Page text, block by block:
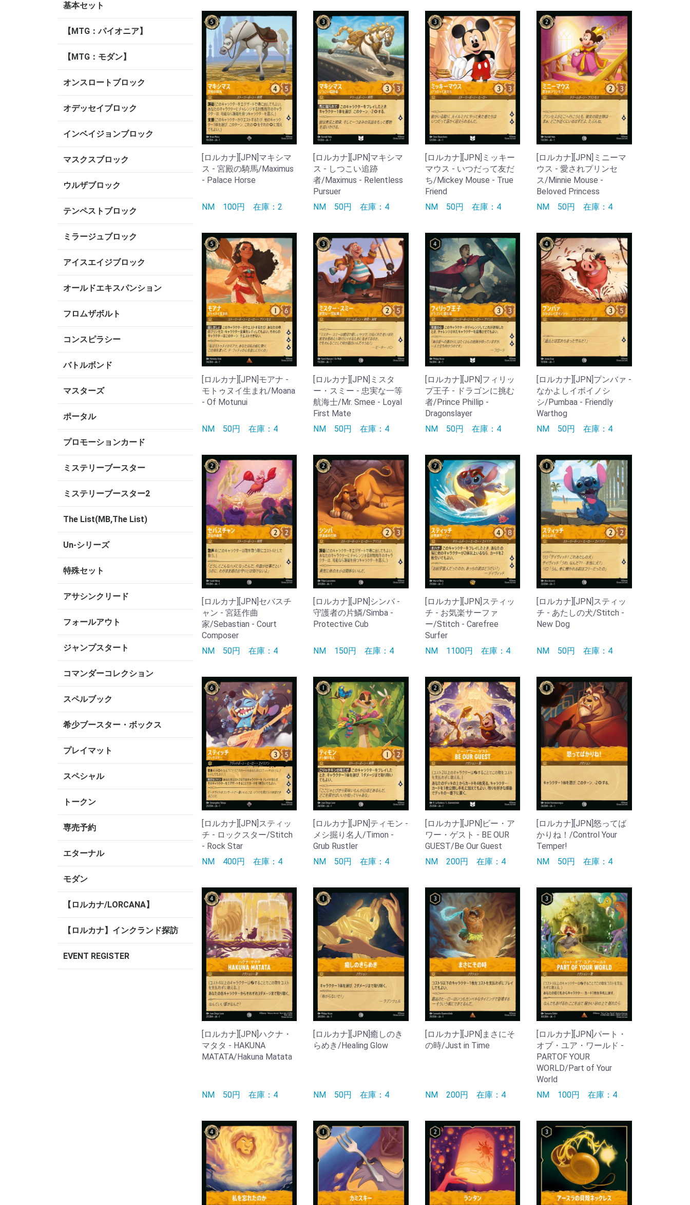
基本セット
【MTG：パイオニア】
【MTG：モダン】
オンスロートブロック
オデッセイブロック
インベイジョンブロック
マスクスブロック
ウルザブロック
テンペストブロック
ミラージュブロック
アイスエイジブロック
オールドエキスパンション
フロムザボルト
コンスピラシー
バトルボンド
マスターズ
ポータル
プロモーションカード
ミステリーブースター
ミステリーブースター2
The List(MB,The List)
Un-シリーズ
特殊セット
アサシンクリード
フォールアウト
ジャンプスタート
コマンダーコレクション
スペルブック
希少ブースター・ボックス
プレイマット
スペシャル
トークン
専売予約
エターナル
モダン
【ロルカナ/LORCANA】
【ロルカナ】インクランド探訪
EVENT REGISTER
[ロルカナ][JPN]マキシマ
ス - 宮殿の騎馬/Maximus
- Palace Horse
NM 100円 在庫：2
[ロルカナ][JPN]マキシマ
ス - しつこい追跡
者/Maximus - Relentless
Pursuer
NM 50円在庫：4
[ロルカナ][JPN]ミッキー
マウス - いつだって友だ
ち/Mickey Mouse - True
Friend
NM 50円 在庫：4
[ロルカナ][JPN]ミニーマ
ウス - 愛されプリンセ
ス/Minnie Mouse -
Beloved Princess
NM 50円在庫：4
[ロルカナ][JPN]モアナ -
モトゥヌイ生まれ/Moana
- Of Motunui
NM 50円 在庫：4
[ロルカナ][JPN]ミスタ
ー・スミー - 忠実な一等
航海士/Mr. Smee - Loyal
First Mate
NM 50円在庫：4
[ロルカナ][JPN]フィリッ
プ王子 - ドラゴンに挑む
者/Prince Phillip -
Dragonslayer
NM 50円 在庫：4
[ロルカナ][JPN]プンバァ -
なかよしイボイノシ
シ/Pumbaa - Friendly
Warthog
NM 50円在庫：4
[ロルカナ][JPN]セバスチ
ャン - 宮廷作曲
家/Sebastian - Court
Composer
NM 50円 在庫：4
[ロルカナ][JPN]シンバ -
守護者の片鱗/Simba -
Protective Cub
NM 150円在庫：4
[ロルカナ][JPN]スティッ
チ - お気楽サーファ
ー/Stitch - Carefree
Surfer
NM 1100円 在庫：4
[ロルカナ][JPN]スティッ
チ - あたしの犬/Stitch -
New Dog
NM 50円在庫：4
[ロルカナ][JPN]スティッ
チ - ロックスター/Stitch
- Rock Star
NM 400円 在庫：4
[ロルカナ][JPN]ティモン -
メシ掘り名人/Timon -
Grub Rustler
NM 50円在庫：4
[ロルカナ][JPN]ビー・ア
ワー・ゲスト - BE OUR
GUEST/Be Our Guest
NM 200円 在庫：4
[ロルカナ][JPN]怒ってば
かりね！/Control Your
Temper!
NM 50円在庫：4
[ロルカナ][JPN]ハクナ・
マタタ - HAKUNA
MATATA/Hakuna Matata
NM 50円 在庫：4
[ロルカナ][JPN]癒しのき
らめき/Healing Glow
NM 50円在庫：4
[ロルカナ][JPN]まさにそ
の時/Just in Time
NM 200円 在庫：4
[ロルカナ][JPN]パート・
オブ・ユア・ワールド -
PARTOF YOUR
WORLD/Part of Your
World
NM 100円在庫：4